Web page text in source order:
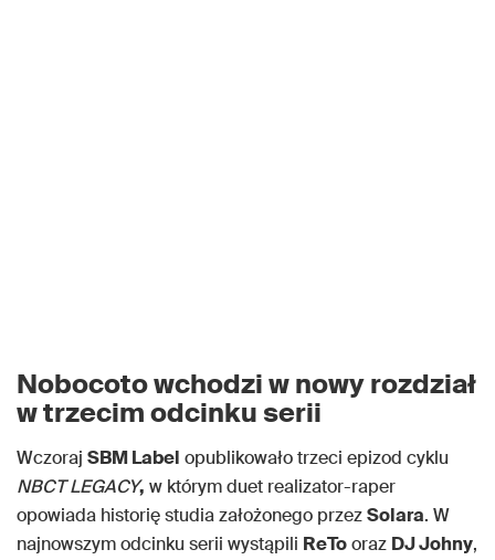
Nobocoto wchodzi w nowy rozdział
w trzecim odcinku serii
Wczoraj SBM Label opublikowało trzeci epizod cyklu
NBCT LEGACY, w którym duet realizator-raper
opowiada historię studia założonego przezSolara. W
najnowszym odcinku serii wystąpili ReTooraz DJ Johny,